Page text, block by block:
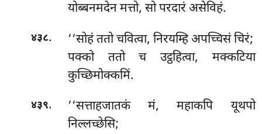
योब्बनमदेन मत्तो, सो परदारं असेविहं.
४३८.
‘‘सोहं ततो चवित्वा, निरयम्हि अपच्चिसं चिरं;
पक्को ततो च उट्ठहित्वा, मक्कटिया
कुच्छिमोक्कमिं.
४३९.
‘‘सत्ताहजातकं मं, महाकपि यूथपो
निल्लच्छेसि;